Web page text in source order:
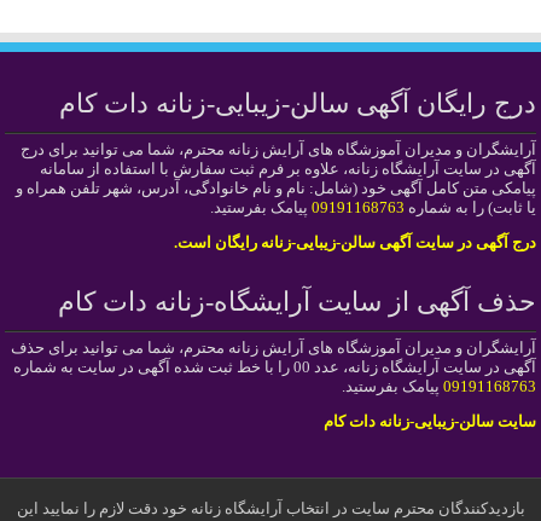
درج رایگان آگهی سالن-زیبایی-زنانه دات کام
آرایشگران و مدیران آموزشگاه های آرایش زنانه محترم، شما می توانید برای درج
آگهی در سایت آرایشگاه زنانه، علاوه بر فرم ثبت سفارش با استفاده از سامانه
پیامکی متن کامل آگهی خود (شامل: نام و نام خانوادگی، آدرس، شهر تلفن همراه و
یا ثابت) را به شماره 09191168763 پیامک بفرستید.
درج آگهی در سایت آگهی سالن-زیبایی-زنانه رایگان است.
حذف آگهی از سایت آرایشگاه-زنانه دات کام
آرایشگران و مدیران آموزشگاه های آرایش زنانه محترم، شما می توانید برای حذف
آگهی در سایت آرایشگاه زنانه، عدد 00 را با خط ثبت شده آگهی در سایت به شماره
09191168763 پیامک بفرستید.
سایت سالن-زیبایی-زنانه دات کام
بازدیدکنندگان محترم سایت در انتخاب آرایشگاه زنانه خود دقت لازم را نمایید این